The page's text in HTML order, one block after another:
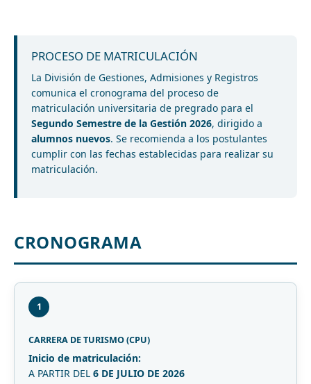
PROCESO DE MATRICULACIÓN
La División de Gestiones, Admisiones y Registros
comunica el cronograma del proceso de
matriculación universitaria de pregrado para el
Segundo Semestre de la Gestión 2026, dirigido a
alumnos nuevos. Se recomienda a los postulantes
cumplir con las fechas establecidas para realizar su
matriculación.
CRONOGRAMA
1
CARRERA DE TURISMO (CPU)
Inicio de matriculación:
A PARTIR DEL 6 DE JULIO DE 2026